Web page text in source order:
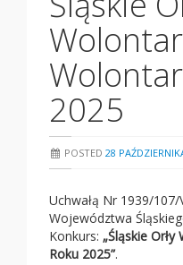
2025
POSTED 28
Uchwałą Nr 1939/
Województwa
Konkurs: „Śląskie
Roku 2025”.